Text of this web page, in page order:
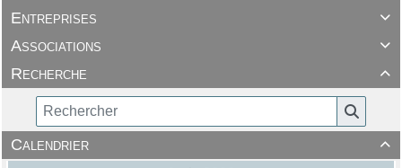

Entreprises

Associations

Recherche

Calendrier